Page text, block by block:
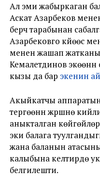
Ал эми жабыркаган
Аскат Азарбеков
берүүчү тарабынан
Азарбековго күйөөсү
менен жашап
Кемалетдинов
кызы да бар экенин
Акыйкатчы
тергөөнүн жүрүшүнө
аныкталган
эки балага
жана баланын
калыбына келтирүүдө
белгилешти.